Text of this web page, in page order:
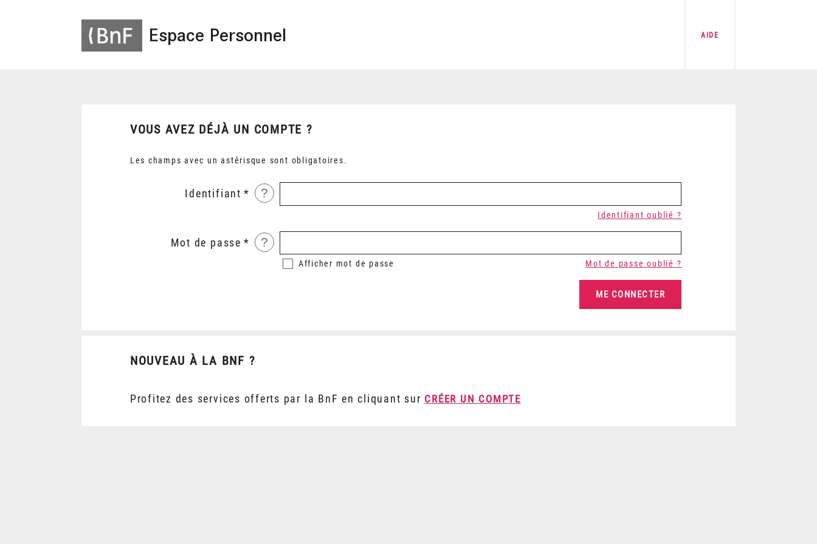
Espace Personnel AIDE
VOUS AVEZ DÉJÀ UN COMPTE ?
Les champs avec un astérisque sont obligatoires.
Identifiant ?
Identifiant oublié ?
Mot de passe ?
Afficher mot de passe Mot de passe oublié ?
NOUVEAU À LA BNF ?
Profitez des services offerts par la BnF en cliquant sur CRÉER UN COMPTE